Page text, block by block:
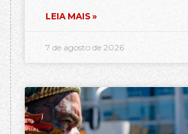
LEIA MAIS »
7 de agosto de 2026